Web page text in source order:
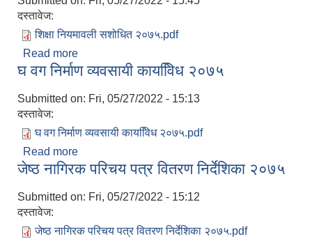
दस्तावेज:
शिक्षा नियमावली सशोधित २०७५.pdf
Read more
घ वग निर्माण व्यवसायी कायवििध २०७५
Submitted on: Fri, 05/27/2022 - 15:13
दस्तावेज:
घ वग निर्माण व्यवसायी कायवििध २०७५.pdf
Read more
जेष्ठ नागिरक परिचय पत्र वितरण निर्देशिका २०७५
Submitted on: Fri, 05/27/2022 - 15:12
दस्तावेज:
जेष्ठ नागिरक परिचय पत्र वितरण निर्देशिका २०७५.pdf